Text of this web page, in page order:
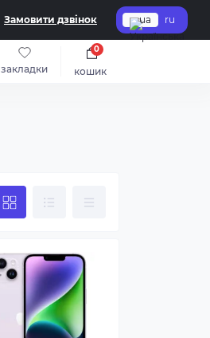
Замовити дзвінок ua ru
закладки кошик
0